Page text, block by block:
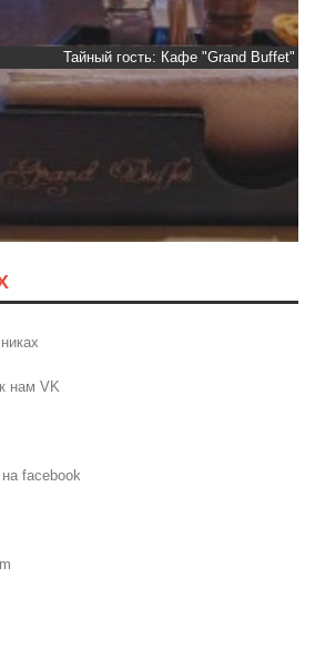
гость: Кафе "Grand Buffet"
нам VK
facebook